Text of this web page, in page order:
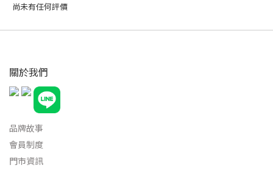
尚未有任何評價
關於我們
品牌故事
會員制度
門市資訊